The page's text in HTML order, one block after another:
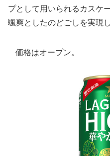
プとして用いられるカスケ
颯爽としたのどごしを実現し
価格はオープン。